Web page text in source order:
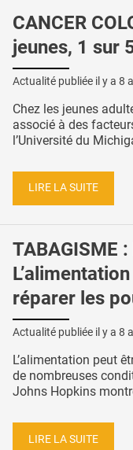
CANCER
jeunes, 1 sur
Actualité publiée il y a 8
Chez les jeunes
associé à des
l’Université du
LIRE LA SUITE
TABAGISME
réparer les
Actualité publiée il y a 8
L’alimentation peut
de nombreuses
Johns Hopkins
LIRE LA SUITE